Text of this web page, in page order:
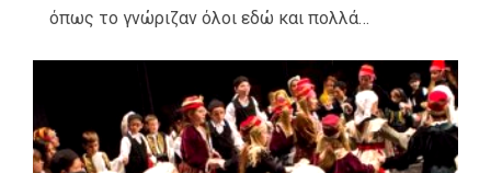
όπως το γνώριζαν όλοι εδώ και πολλά…